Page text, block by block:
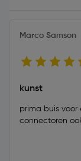
Marco Samson
kunst
prima buis voor
connectoren